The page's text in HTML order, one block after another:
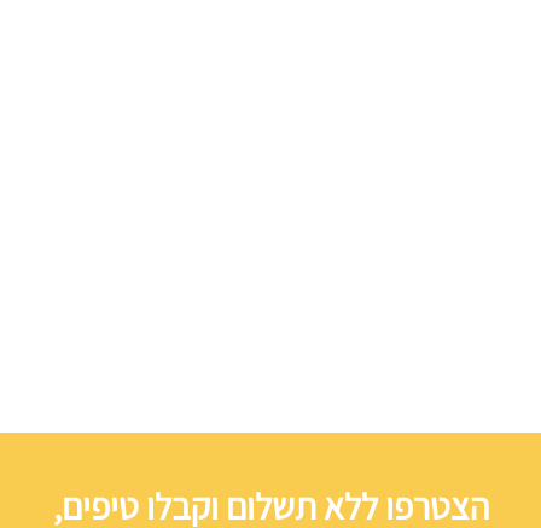
הצטרפו ללא תשלום וקבלו טיפים,